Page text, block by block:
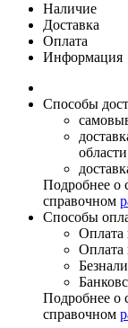
Наличие
Доставка
Оплата
Информация
Способы
Подробнее о
справочном
Способы
Оплата
Подробнее о
справочном